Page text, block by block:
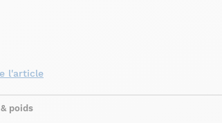
l'article
poids